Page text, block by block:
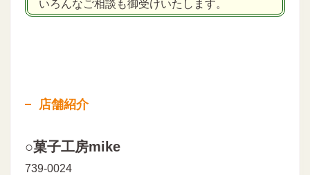
いろんなご相談も御受けいたします。
店舗紹介
○菓子工房mike
739-0024